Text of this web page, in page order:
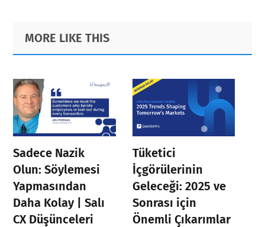
Primary
Sidebar
Footer
MORE LIKE THIS
Sadece Nazik
Olun: Söylemesi
Yapmasından
Daha Kolay | Salı
CX Düşünceleri
Tüketici
İçgörülerinin
Geleceği: 2025 ve
Sonrası için
Önemli Çıkarımlar